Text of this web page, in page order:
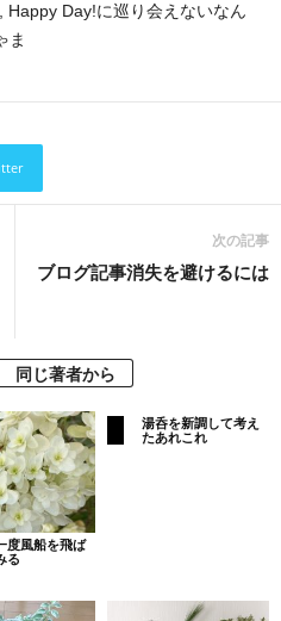
Day!に巡り会えないなん
ま
次の記事
ブログ記事消失を避けるには
同じ著者から
度風船を飛ば
る
湯呑を新調して考え
たあれこれ